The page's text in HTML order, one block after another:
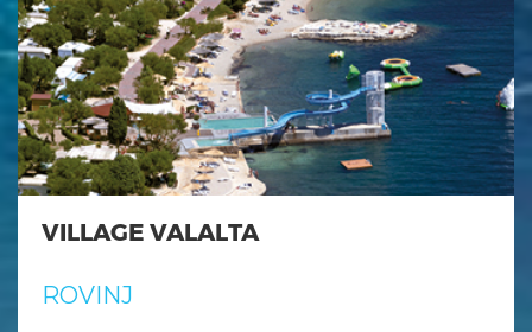
VILLAGE VALALTA
ROVINJ